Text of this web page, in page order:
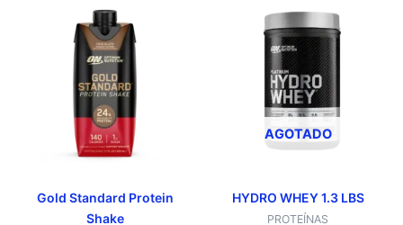
Gold Standard Protein
Shake
producto
tiene
múltiples
variantes.
Las
opciones
se
elegir
en
AGOTADO
HYDRO WHEY 1.3 LBS
PROTEÍNAS
producto
tiene
múltiples
variantes.
Las
opciones
se
elegir
en